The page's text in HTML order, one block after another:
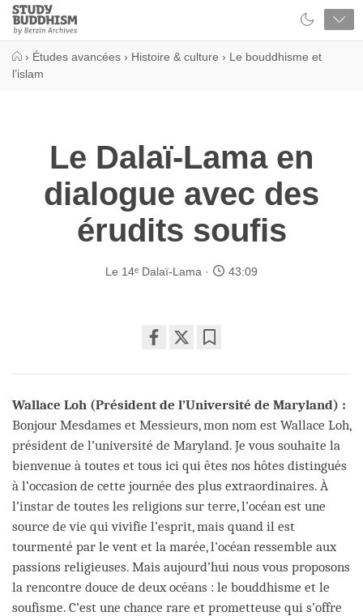
Close
Study
Buddhism
Home
› Études avancées › Histoire & culture › Le bouddhisme et
l’islam
Le Dalaï-Lama en
dialogue avec des
érudits soufis
Le 14ᵉ Dalaï-Lama 43:09
on
Wallace Loh (Président de l’Université de Maryland) :
Bonjour Mesdames et Messieurs, mon nom est Wallace Loh,
président de l’université de Maryland. Je vous souhaite la
bienvenue à toutes et tous ici qui êtes nos hôtes distingués
à l’occasion de cette journée des plus extraordinaires. À
l’instar de toutes les religions sur terre, l’océan est une
source de vie qui vivifie l’esprit, mais quand il est
tourmenté par le vent et la marée, l’océan ressemble aux
passions religieuses. Mais aujourd’hui nous vous proposons
la rencontre douce de deux océans : le bouddhisme et le
soufisme. C’est une chance rare et prometteuse qui s’offre